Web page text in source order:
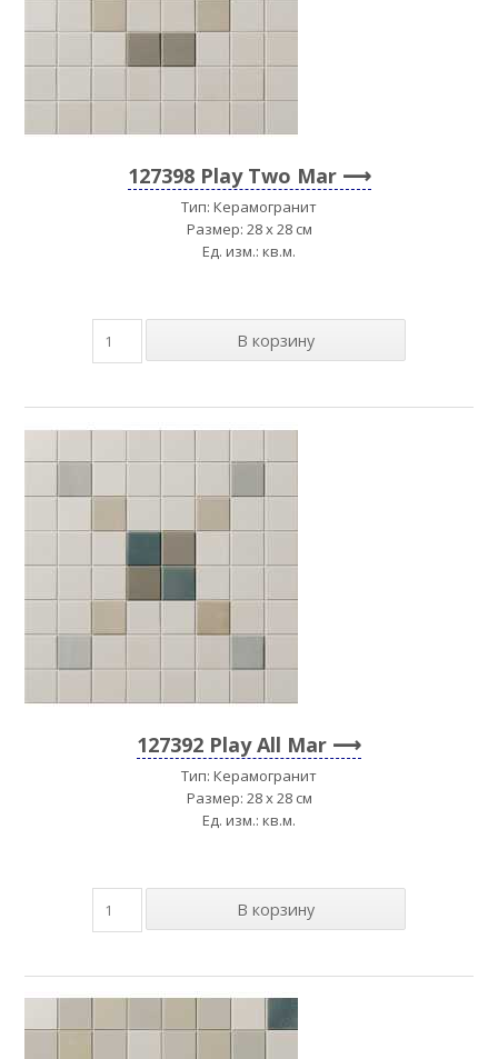
127398 Play Two Mar
Тип: Керамогранит
Размер: 28 x 28 см
Ед. изм.: кв.м.
127392 Play All Mar
Тип: Керамогранит
Размер: 28 x 28 см
Ед. изм.: кв.м.